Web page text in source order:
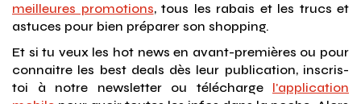
meilleures promotions, tous les rabais et les trucs et
astuces pour bien préparer son shopping.
Et si tu veux les hot news en avant-premières ou pour
connaitre les best deals dès leur publication, inscris-
toi à notre newsletter ou télécharge l'application